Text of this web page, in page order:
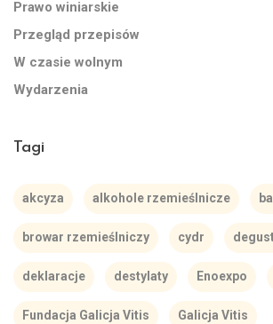
Prawo winiarskie
Przegląd przepisów
W czasie wolnym
Wydarzenia
Tagi
akcyza alkohole rzemieślnicze
browar rzemieślniczy cydr
deklaracje destylaty Enoexpo
Fundacja Galicja Vitis Galicja Vitis